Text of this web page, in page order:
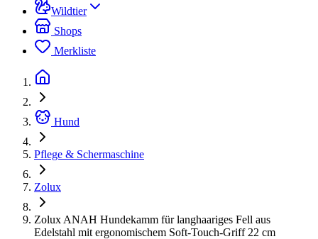
Wildtier
Shops
Merkliste
Hund
Pflege & Schermaschine
Zolux
Zolux ANAH Hundekamm für langhaariges Fell aus
Edelstahl mit ergonomischem Soft-Touch-Griff 22 cm